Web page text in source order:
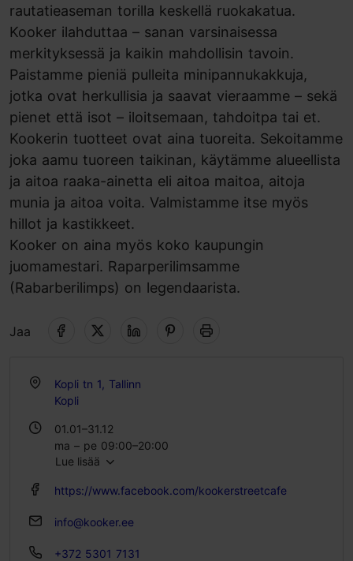
rautatieaseman torilla keskellä ruokakatua.
Kooker ilahduttaa – sanan varsinaisessa
merkityksessä ja kaikin mahdollisin tavoin.
Paistamme pieniä pulleita minipannukakkuja,
jotka ovat herkullisia ja saavat vieraamme – sekä
pienet että isot – iloitsemaan, tahdoitpa tai et.
Kookerin tuotteet ovat aina tuoreita. Sekoitamme
joka aamu tuoreen taikinan, käytämme alueellista
ja aitoa raaka-ainetta eli aitoa maitoa, aitoja
munia ja aitoa voita. Valmistamme itse myös
hillot ja kastikkeet.
Kooker on aina myös koko kaupungin
juomamestari. Raparperilimsamme
(Rabarberilimps) on legendaarista.
Jaa
Kopli tn 1, Tallinn
Kopli
01.01–31.12
ma – pe 09:00–20:00
la – su 09:00–18:00
Lue lisää
https://www.facebook.com/kookerstreetcafe
info@kooker.ee
+372 5301 7131